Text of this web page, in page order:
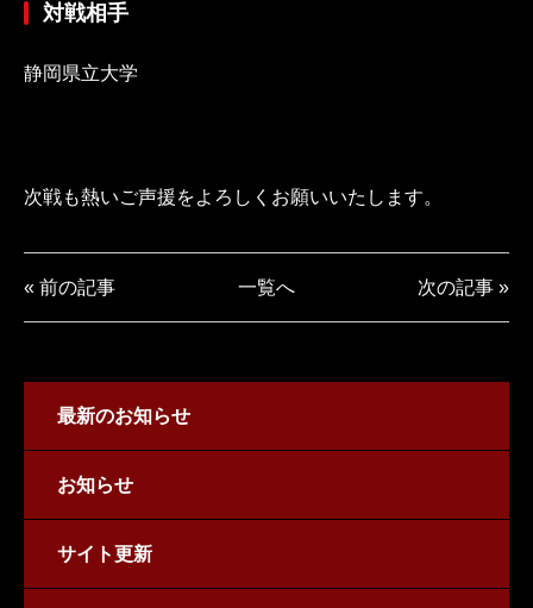
対戦相手
静岡県立大学
次戦も熱いご声援をよろしくお願いいたします。
« 前の記事 一覧へ 次の記事 »
最新のお知らせ
お知らせ
サイト更新